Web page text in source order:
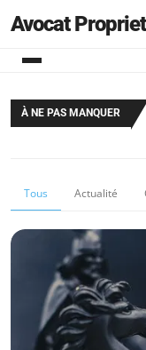
Avocat
À NE PAS MANQUER
Tous Actualité